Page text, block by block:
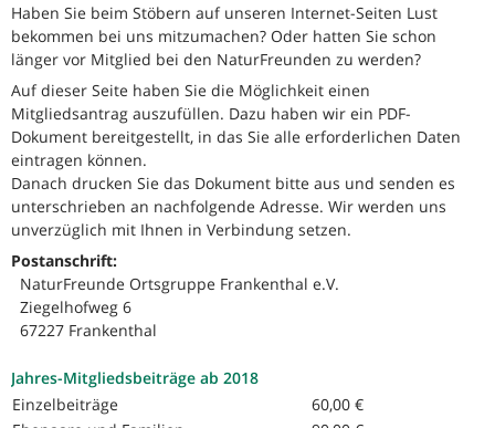
Haben Sie beim Stöbern auf unseren Internet-Seiten Lust
bekommen bei uns mitzumachen? Oder hatten Sie schon
länger vor Mitglied bei den NaturFreunden zu werden?
Auf dieser Seite haben Sie die Möglichkeit einen
Mitgliedsantrag auszufüllen. Dazu haben wir ein PDF-
Dokument bereitgestellt, in das Sie alle erforderlichen Daten
eintragen können.
Danach drucken Sie das Dokument bitte aus und senden es
unterschrieben an nachfolgende Adresse. Wir werden uns
unverzüglich mit Ihnen in Verbindung setzen.
Postanschrift:
NaturFreunde Ortsgruppe Frankenthal e.V.
Ziegelhofweg 6
67227 Frankenthal
Jahres-Mitgliedsbeiträge ab 2018
Einzelbeiträge
60,00 €